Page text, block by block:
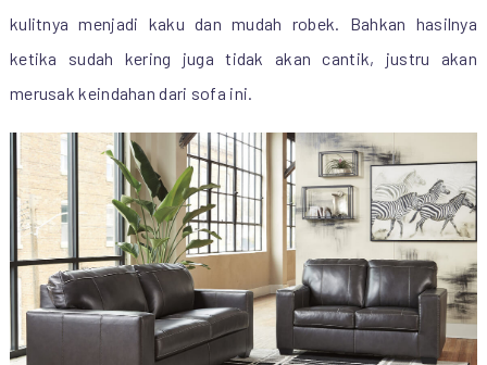
kulitnya menjadi kaku dan mudah robek. Bahkan hasilnya
ketika sudah kering juga tidak akan cantik, justru akan
merusak keindahan dari sofa ini.